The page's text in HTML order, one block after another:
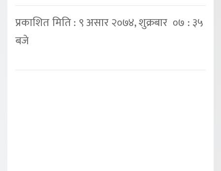
प्रकाशित मिति : ९ असार २०७४, शुक्रबार ०७ : ३५
बजे